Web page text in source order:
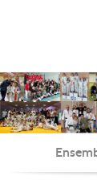
Panneau de